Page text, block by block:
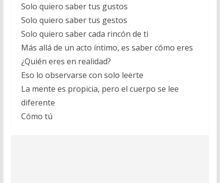
Solo quiero saber tus gustos
Solo quiero saber tus gestos
Solo quiero saber cada rincón de ti
Más allá de un acto íntimo, es saber cómo eres
¿Quién eres en realidad?
Eso lo observarse con solo leerte
La mente es propicia, pero el cuerpo se lee
diferente
Cómo tú